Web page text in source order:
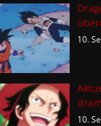
10.
10.